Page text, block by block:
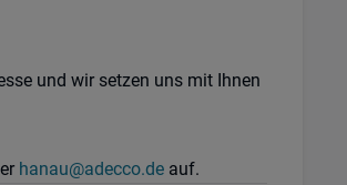
und wir setzen uns mit Ihnen
hanau@adecco.de auf.